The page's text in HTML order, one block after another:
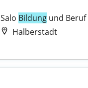
Salo Bildung und Beruf
Halberstadt